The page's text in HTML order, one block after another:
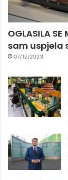
OGLASILA
sam uspjela
07/12/2023